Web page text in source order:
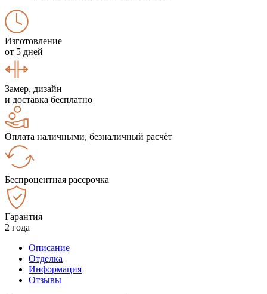
Изготовление
от 5 дней
Замер, дизайн
и доставка бесплатно
Оплата наличными, безналичный расчёт
Беспроцентная рассрочка
Гарантия
2 года
Описание
Отделка
Информация
Отзывы